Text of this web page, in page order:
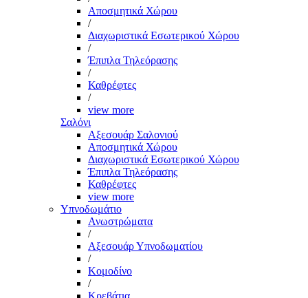
Αποσμητικά Χώρου
/
Διαχωριστικά Εσωτερικού Χώρου
/
Έπιπλα Τηλεόρασης
/
Καθρέφτες
/
view more
Σαλόνι
Αξεσουάρ Σαλονιού
Αποσμητικά Χώρου
Διαχωριστικά Εσωτερικού Χώρου
Έπιπλα Τηλεόρασης
Καθρέφτες
view more
Υπνοδωμάτιο
Ανωστρώματα
/
Αξεσουάρ Υπνοδωματίου
/
Κομοδίνο
/
Κρεβάτια